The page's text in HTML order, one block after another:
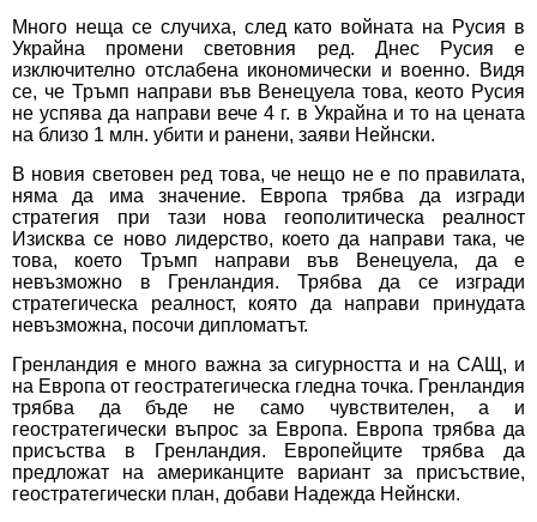
Много неща се случиха, след като войната на Русия в
Украйна промени световния ред. Днес Русия е
изключително отслабена икономически и военно. Видя
се, че Тръмп направи във Венецуела това, кеото Русия
не успява да направи вече 4 г. в Украйна и то на цената
на близо 1 млн. убити и ранени, заяви Нейнски.
В новия световен ред това, че нещо не е по правилата,
няма да има значение. Европа трябва да изгради
стратегия при тази нова геополитическа реалност
Изисква се ново лидерство, което да направи така, че
това, което Тръмп направи във Венецуела, да е
невъзможно в Гренландия. Трябва да се изгради
стратегическа реалност, която да направи принудата
невъзможна, посочи дипломатът.
Гренландия е много важна за сигурността и на САЩ, и
на Европа от геостратегическа гледна точка. Гренландия
трябва да бъде не само чувствителен, а и
геостратегически въпрос за Европа. Европа трябва да
присъства в Гренландия. Европейците трябва да
предложат на американците вариант за присъствие,
геостратегически план, добави Надежда Нейнски.